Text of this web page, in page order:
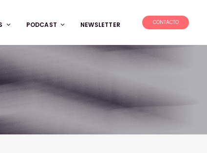
CONTACTO
PODCAST NEWSLETTER